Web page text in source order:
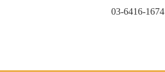
03-6416-1674